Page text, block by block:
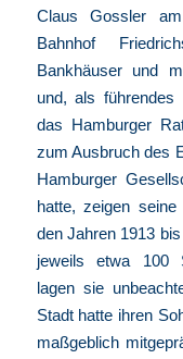
Claus Gossler
Bahnhof
Bankhäuser und
und, als führendes
das Hamburger
zum Ausbruch des
Hamburger
hatte, zeigen
den Jahren 1913
jeweils etwa 100
lagen sie
Stadt hatte ihren
maßgeblich